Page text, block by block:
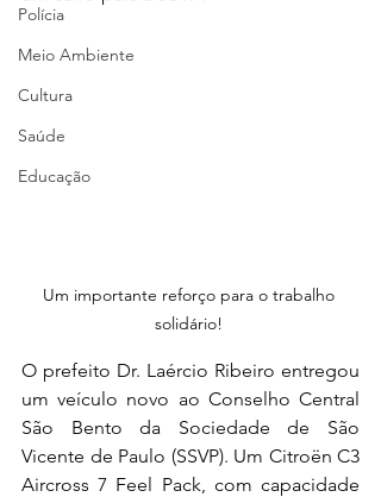
Polícia
Meio Ambiente
Cultura
Saúde
Educação
Um importante reforço para o trabalho
solidário!
O prefeito Dr. Laércio Ribeiro entregou
um veículo novo ao Conselho Central
São Bento da Sociedade de São
Vicente de Paulo (SSVP). Um Citroën C3
Aircross 7 Feel Pack, com capacidade